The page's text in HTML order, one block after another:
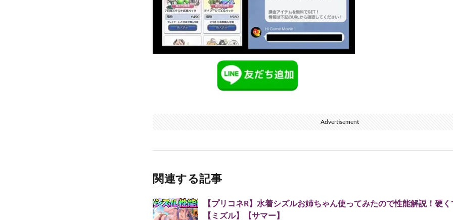
Advertisement
関連する記事
【プリコネR】水着シズルお姉ちゃん使ってみたので性能解説！硬
【ミズル】【サマー】